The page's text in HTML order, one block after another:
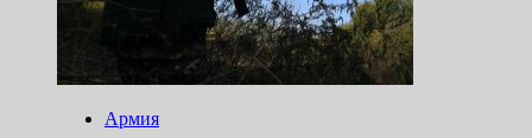
Армия